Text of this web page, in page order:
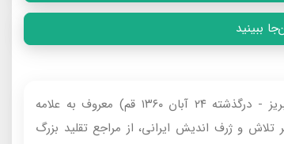
ببینید
علامه سید محمد حسین قاضی طباطبایی تبریزی (زاده ۱۲۸۱ تبریز - درگذشته ۲۴ آبان ۱۳۶۰ قم) معروف‌ به علامه
و ژرف اندیش ایرانی، از مراجع تقلید بزرگ